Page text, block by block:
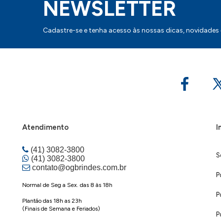
NEWSLETTER
Cadastre-se e tenha acesso às nossas dicas,
Atendimento
(41) 3082-3800
(41) 3082-3800
contato@ogbrindes.com.br
Normal de Seg a Sex. das 8 às 18h
Plantão das 18h as 23h
(Finais de Semana e Feriados)